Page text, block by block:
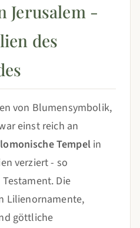
Jerusalem -
des
von Blumensymbolik,
einst reich an
Tempelin
verziert - so
Die
Lilienornamente,
göttliche